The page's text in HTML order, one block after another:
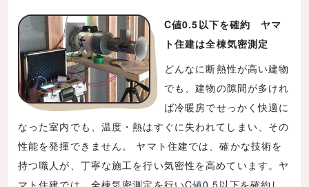
C値0.5以下を確約 ヤマ
ト住建は全棟気密測定
どんなに断熱性が高い建物
でも、建物の隙間が多けれ
ば冷暖房でせっかく快適に
なった室内でも、温度・熱はすぐに失われてしまい、その
性能を発揮できません。 ヤマト住建では、確かな技術を
持つ職人が、丁寧な施工を行い気密性を高めています。ヤ
マト住建では、全棟気密測定を行いC値0.5以下を確約し